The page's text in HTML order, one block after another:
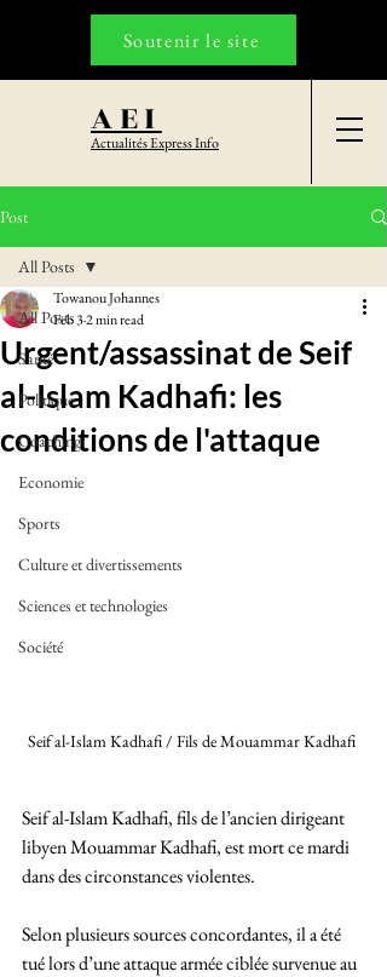
AEI
Actualités Express Info
Soutenir le site
Post
All Posts
Santé
Politique
Coaching
Economie
Sports
Culture et divertissements
Sciences et technologies
Société
All Posts
Urgent/assassinat de Seif
al-Islam Kadhafi: les
conditions de l'attaque
Towanou Johannes
Feb 32 min read
Seif al-Islam Kadhafi / Fils de Mouammar Kadhafi
Seif al-Islam Kadhafi, fils de l’ancien dirigeant
libyen Mouammar Kadhafi, est mort ce mardi
dans des circonstances violentes.
Selon plusieurs sources concordantes, il a été
tué lors d’une attaque armée ciblée survenue au